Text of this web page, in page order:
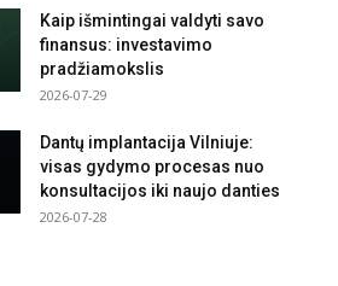
Kaip išmintingai valdyti savo
finansus: investavimo
pradžiamokslis
2026-07-29
Dantų implantacija Vilniuje:
visas gydymo procesas nuo
konsultacijos iki naujo danties
2026-07-28